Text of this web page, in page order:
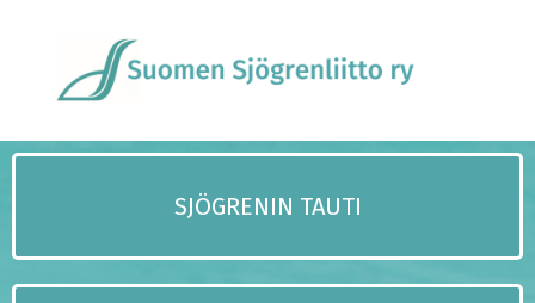
SJÖGRENIN TAUTI